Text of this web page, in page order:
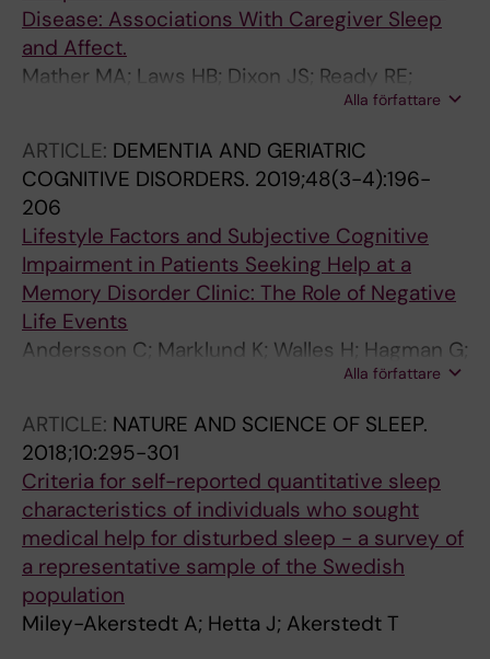
Disease: Associations With Caregiver Sleep
and Affect.
Mather MA; Laws HB; Dixon JS; Ready RE;
Alla författare
ARTICLE: DEMENTIA AND GERIATRIC
COGNITIVE DISORDERS. 2019;48(3-4):196-
206
Lifestyle Factors and Subjective Cognitive
Impairment in Patients Seeking Help at a
Memory Disorder Clinic: The Role of Negative
Life Events
Andersson C; Marklund K; Walles H; Hagman G;
Alla författare
ARTICLE: NATURE AND SCIENCE OF SLEEP.
2018;10:295-301
Criteria for self-reported quantitative sleep
characteristics of individuals who sought
medical help for disturbed sleep - a survey of
a representative sample of the Swedish
population
Miley-Akerstedt A; Hetta J; Akerstedt T